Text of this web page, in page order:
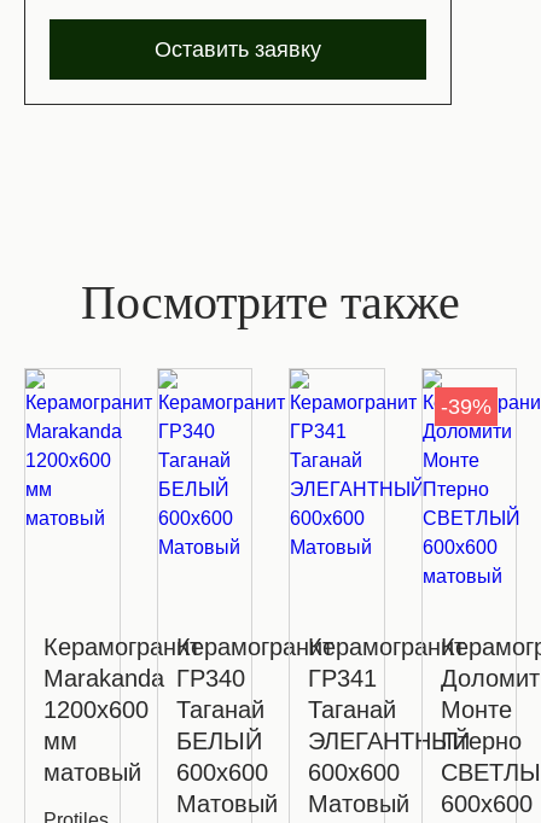
Оставить заявку
Посмотрите также
Керамогранит
Marakanda
1200х600
мм
матовый
Керамогранит
ГР340
Таганай
БЕЛЫЙ
600x600
Матовый
Керамогранит
ГР341
Таганай
ЭЛЕГАНТНЫЙ
600x600
Матовый
-39%
Монте
Птерно
600x600